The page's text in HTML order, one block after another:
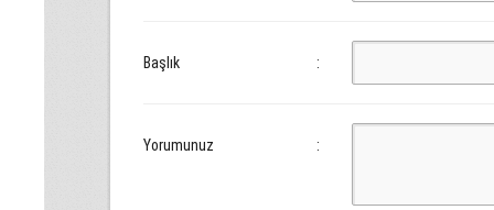
Başlık :
Yorumunuz :